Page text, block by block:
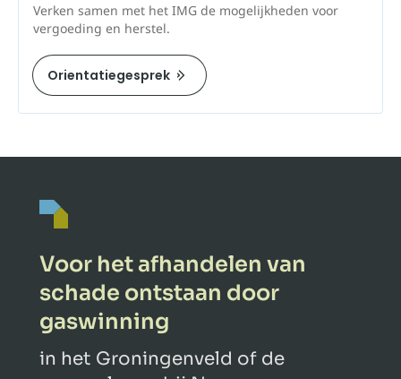
Verken samen met het IMG de mogelijkheden voor
vergoeding en herstel.
Orientatiegesprek
Voor het afhandelen van
schade ontstaan door
gaswinning
in het Groningenveld of de